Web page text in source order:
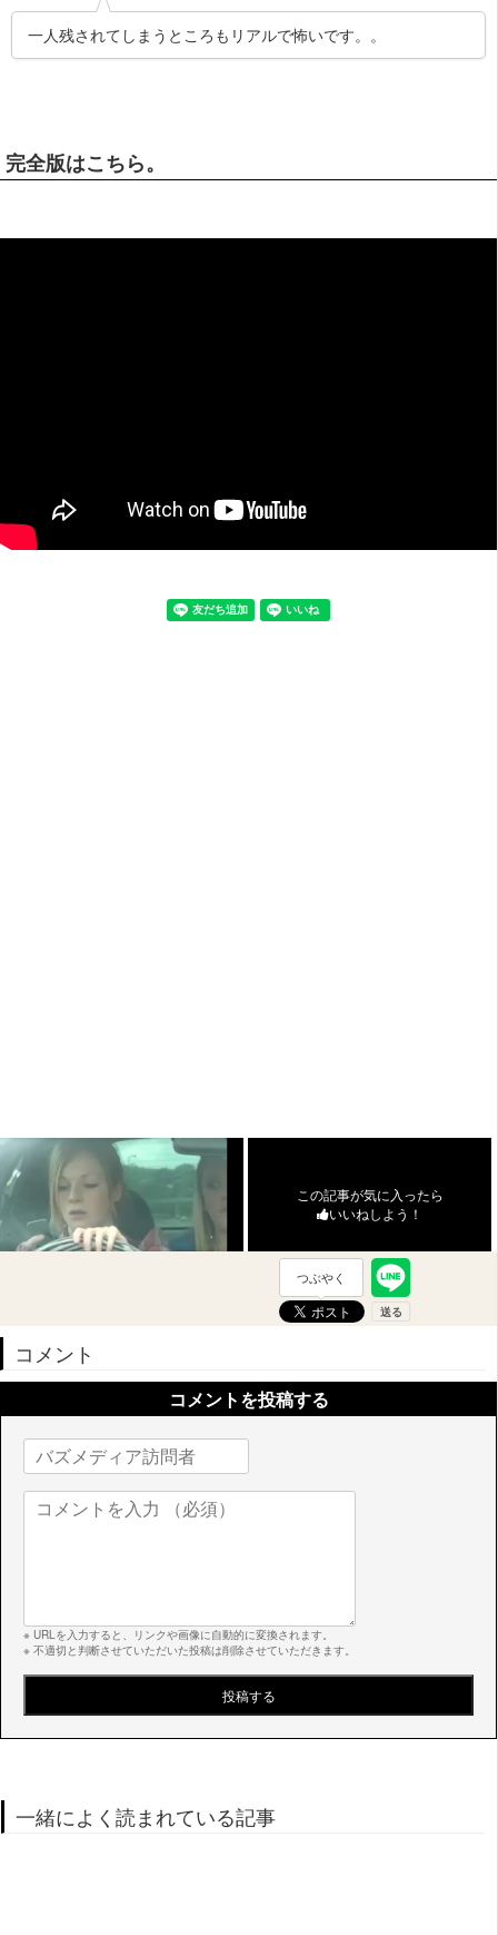
一人残されてしまうところもリアルで怖いです。。
完全版はこちら。
この記事が気に入ったら
いいねしよう！
つぶやく
コメント
コメントを投稿する
※ URLを入力すると、リンクや画像に自動的に変換されます。
※ 不適切と判断させていただいた投稿は削除させていただきます。
一緒によく読まれている記事